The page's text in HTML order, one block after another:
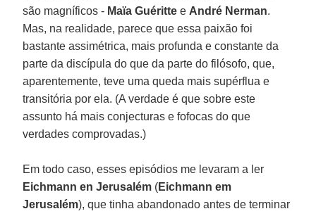
são magníficos - Maïa Guéritte e André Nerman.
Mas, na realidade, parece que essa paixão foi
bastante assimétrica, mais profunda e constante da
parte da discípula do que da parte do filósofo, que,
aparentemente, teve uma queda mais supérflua e
transitória por ela. (A verdade é que sobre este
assunto há mais conjecturas e fofocas do que
verdades comprovadas.)
Em todo caso, esses episódios me levaram a ler
Eichmann en Jerusalém (Eichmann em
Jerusalém), que tinha abandonado antes de terminar